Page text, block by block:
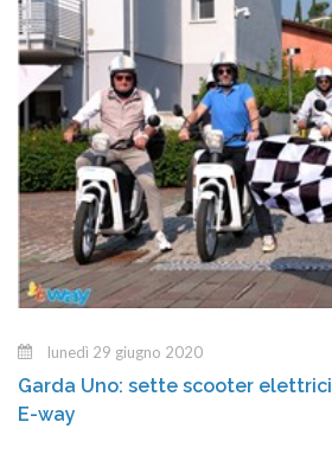
lunedì 29 giugno 2020
Garda Uno: sette scooter
E-way